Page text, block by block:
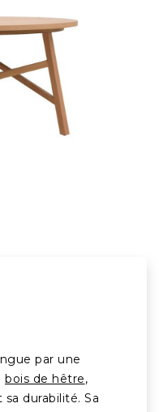
par une
bois de hêtre,
durabilité. Sa